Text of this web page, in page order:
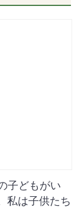
子どもがい
私は子供たち